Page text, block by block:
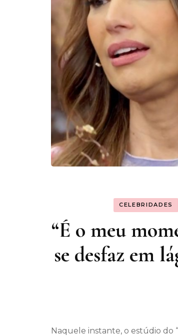
CELEBRIDADES
“É o meu
se desfaz em
Naquele instante, o estúdio do